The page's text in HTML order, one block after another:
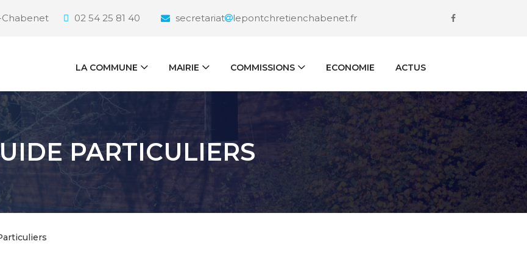
02 54 25 81 40 secretariat lepontchretienchabenet.fr
LA COMMUNE MAIRIE COMMISSIONS ECONOMIE ACTUS
PARTICULIERS